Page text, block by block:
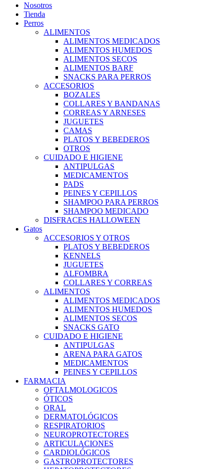
Nosotros
Tienda
Perros
ALIMENTOS
ALIMENTOS MEDICADOS
ALIMENTOS HUMEDOS
ALIMENTOS SECOS
ALIMENTOS BARF
SNACKS PARA PERROS
ACCESORIOS
BOZALES
COLLARES Y BANDANAS
CORREAS Y ARNESES
JUGUETES
CAMAS
PLATOS Y BEBEDEROS
OTROS
CUIDADO E HIGIENE
ANTIPULGAS
MEDICAMENTOS
PADS
PEINES Y CEPILLOS
SHAMPOO PARA PERROS
SHAMPOO MEDICADO
DISFRACES HALLOWEEN
Gatos
ACCESORIOS Y OTROS
PLATOS Y BEBEDEROS
KENNELS
JUGUETES
ALFOMBRA
COLLARES Y CORREAS
ALIMENTOS
ALIMENTOS MEDICADOS
ALIMENTOS HUMEDOS
ALIMENTOS SECOS
SNACKS GATO
CUIDADO E HIGIENE
ANTIPULGAS
ARENA PARA GATOS
MEDICAMENTOS
PEINES Y CEPILLOS
FARMACIA
OFTALMOLOGICOS
ÓTICOS
ORAL
DERMATOLÓGICOS
RESPIRATORIOS
NEUROPROTECTORES
ARTICULACIONES
CARDIOLÓGICOS
GASTROPROTECTORES